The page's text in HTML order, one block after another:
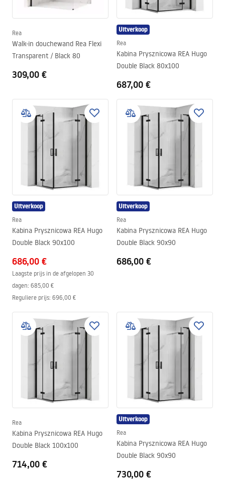
Rea
Walk-in douchewand Rea Flexi
Transparent / Black 80
309,00 €
Uitverkoop
Rea
Kabina Prysznicowa REA Hugo
Double Black 80x100
687,00 €
Uitverkoop
Rea
Kabina Prysznicowa REA Hugo
Double Black 90x100
686,00 €
Laagste prijs in de afgelopen 30
dagen: 685,00 €
Reguliere prijs: 696,00 €
Uitverkoop
Rea
Kabina Prysznicowa REA Hugo
Double Black 90x90
686,00 €
Rea
Kabina Prysznicowa REA Hugo
Double Black 100x100
714,00 €
Uitverkoop
Rea
Kabina Prysznicowa REA Hugo
Double Black 90x90
730,00 €